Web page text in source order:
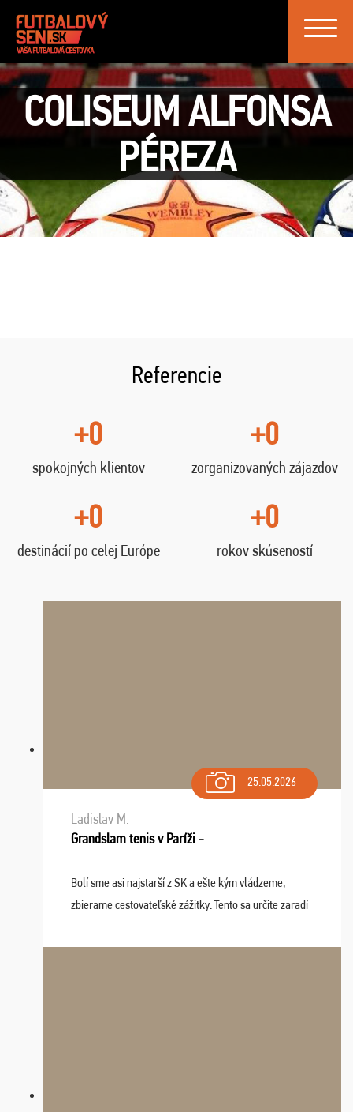
Toggle
COLISEUM ALFONSA
PÉREZA
Referencie
+0
spokojných klientov
+0
zorganizovaných zájazdov
+0
destinácií po celej Európe
+0
rokov skúseností
25.05.2026
Ladislav M.
Grandslam tenis v Paríži -
Bolí sme asi najstarší z SK a ešte kým vládzeme,
zbierame cestovateľské zážitky. Tento sa určite zaradí
osudu - pohodový šefík Meďo, dobrá parti ...